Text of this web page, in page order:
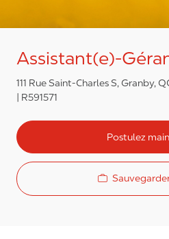
Assistant(e)-
111 Rue Saint-Charles S, Granby,
R591571
Postulez